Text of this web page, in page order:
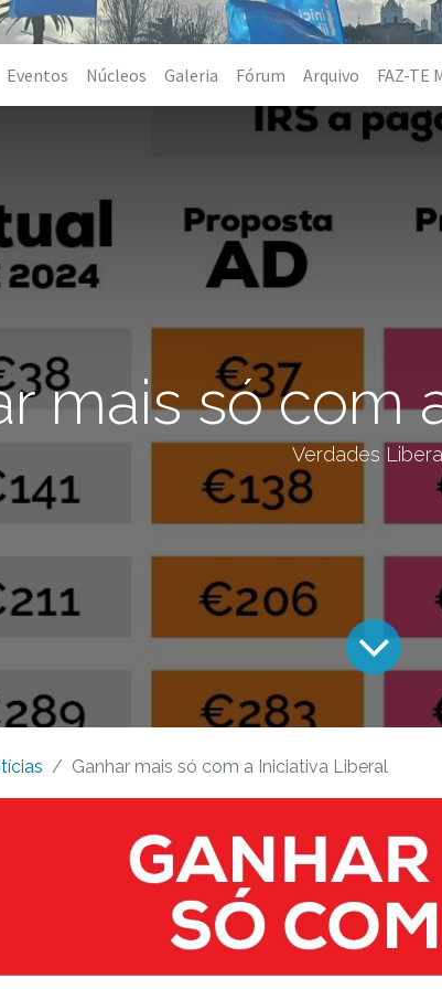
Eventos Núcleos Galeria Fórum Arquivo FAZ-TE
mais só com
Verdades
Ganhar mais só com a Iniciativa Liberal